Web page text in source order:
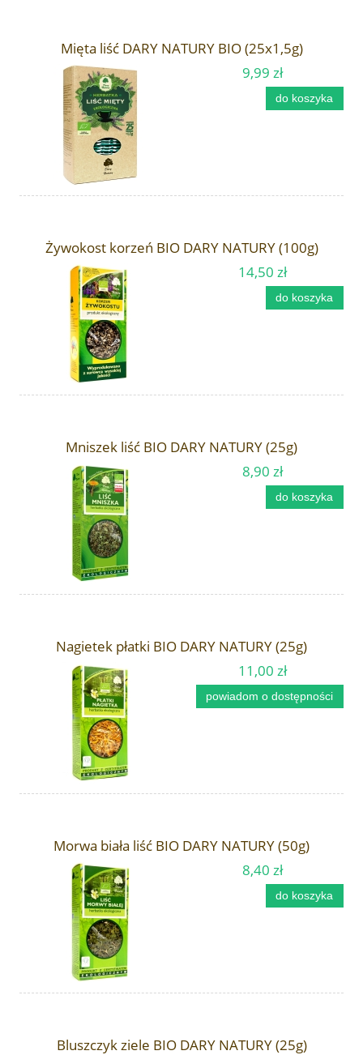
Mięta liść DARY NATURY BIO (25x1,5g)
9,99 zł
do koszyka
Żywokost korzeń BIO DARY NATURY (100g)
14,50 zł
do koszyka
Mniszek liść BIO DARY NATURY (25g)
8,90 zł
do koszyka
Nagietek płatki BIO DARY NATURY (25g)
11,00 zł
powiadom o dostępności
Morwa biała liść BIO DARY NATURY (50g)
8,40 zł
do koszyka
Bluszczyk ziele BIO DARY NATURY (25g)